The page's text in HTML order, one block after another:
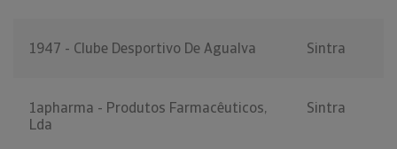
1947 - Clube Desportivo De Agualva Sintra
1apharma - Produtos Farmacêuticos,
Lda
Sintra